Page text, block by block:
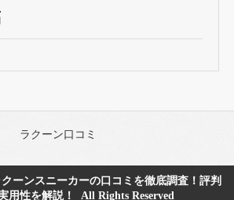
ラクーン口コミ
クーンスニーカーの口コミを徹底調査！評判
用性を解説！
All Rights Reserved